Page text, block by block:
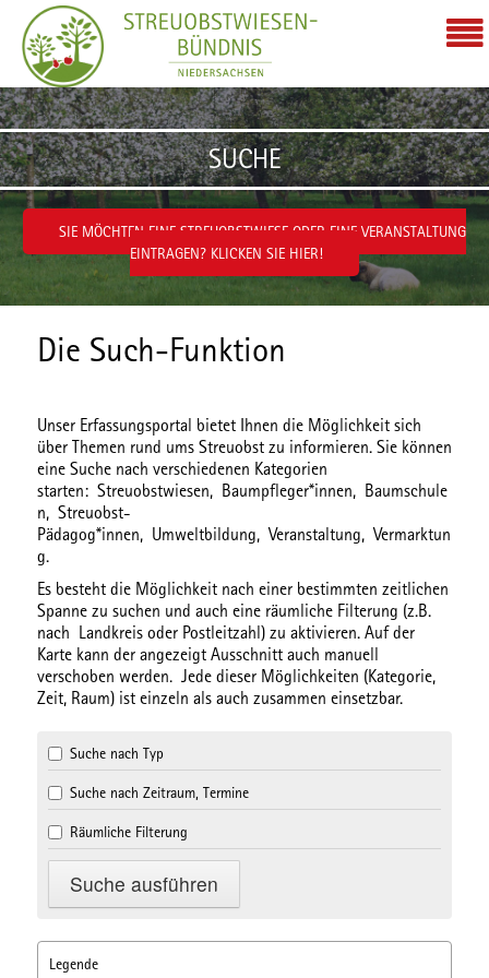
Zum Inhalt wechseln
SUCHE
SIE MÖCHTEN EINE STREUOBSTWIESE ODER EINE VERANSTALTUNG
EINTRAGEN? KLICKEN SIE HIER!
Die Such-Funktion
Unser Erfassungsportal bietet Ihnen die Möglichkeit sich
über Themen rund ums Streuobst zu informieren. Sie können
eine Suche nach verschiedenen Kategorien
starten: Streuobstwiesen, Baumpfleger*innen, Baumschule
n, Streuobst-
Pädagog*innen, Umweltbildung,Veranstaltung,Vermarktun
g.
Es besteht die Möglichkeit nach einer bestimmten zeitlichen
Spannezu suchen und auch eine räumliche Filterung (z.B.
nach Landkreis oder Postleitzahl) zu aktivieren. Auf der
Karte kann der angezeigt Ausschnitt auch manuell
verschoben werden. Jede dieser Möglichkeiten (Kategorie,
Zeit, Raum) ist einzeln als auch zusammen einsetzbar.
Suche nach Typ
Suche nach Zeitraum, Termine
Räumliche Filterung
Legende